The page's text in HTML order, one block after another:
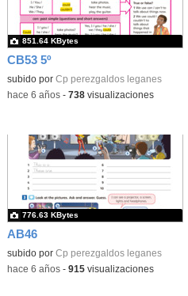
CB53 5º
subido por Cp perezgaldos leganes
851.64 KBytes
-hace 6 años- 738visualizaciones
AB46
subido por Cp perezgaldos leganes
776.63 KBytes
-hace 6 años- 915visualizaciones